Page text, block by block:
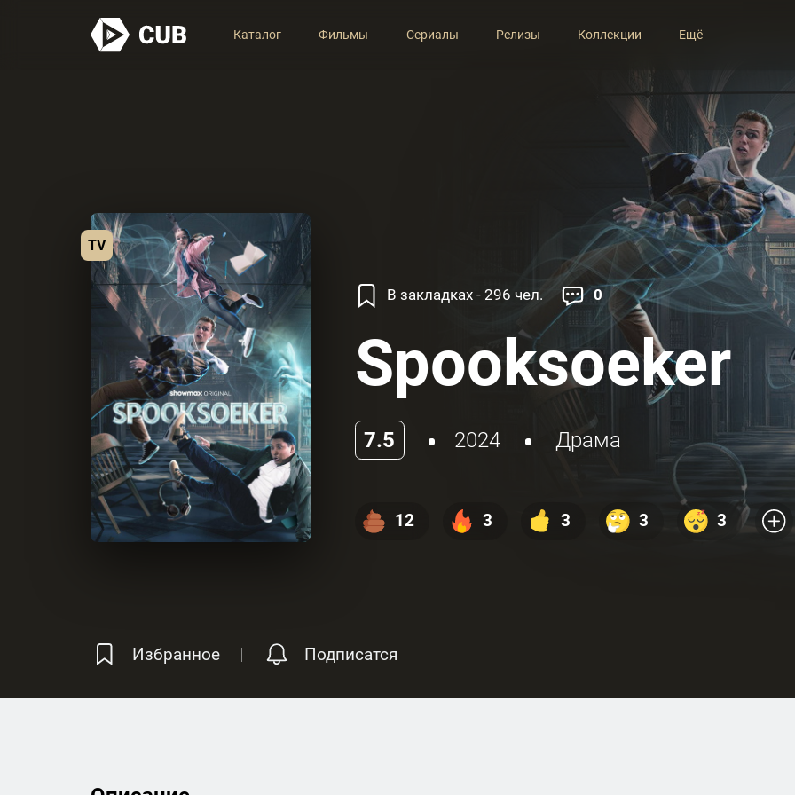
Каталог Фильмы Сериалы Релизы Коллекции Ещё
TV
В закладках - 296 чел. 0
Spooksoeker
7.5 2024 Драма
12 3 3 3 3
Избранное Подписатся